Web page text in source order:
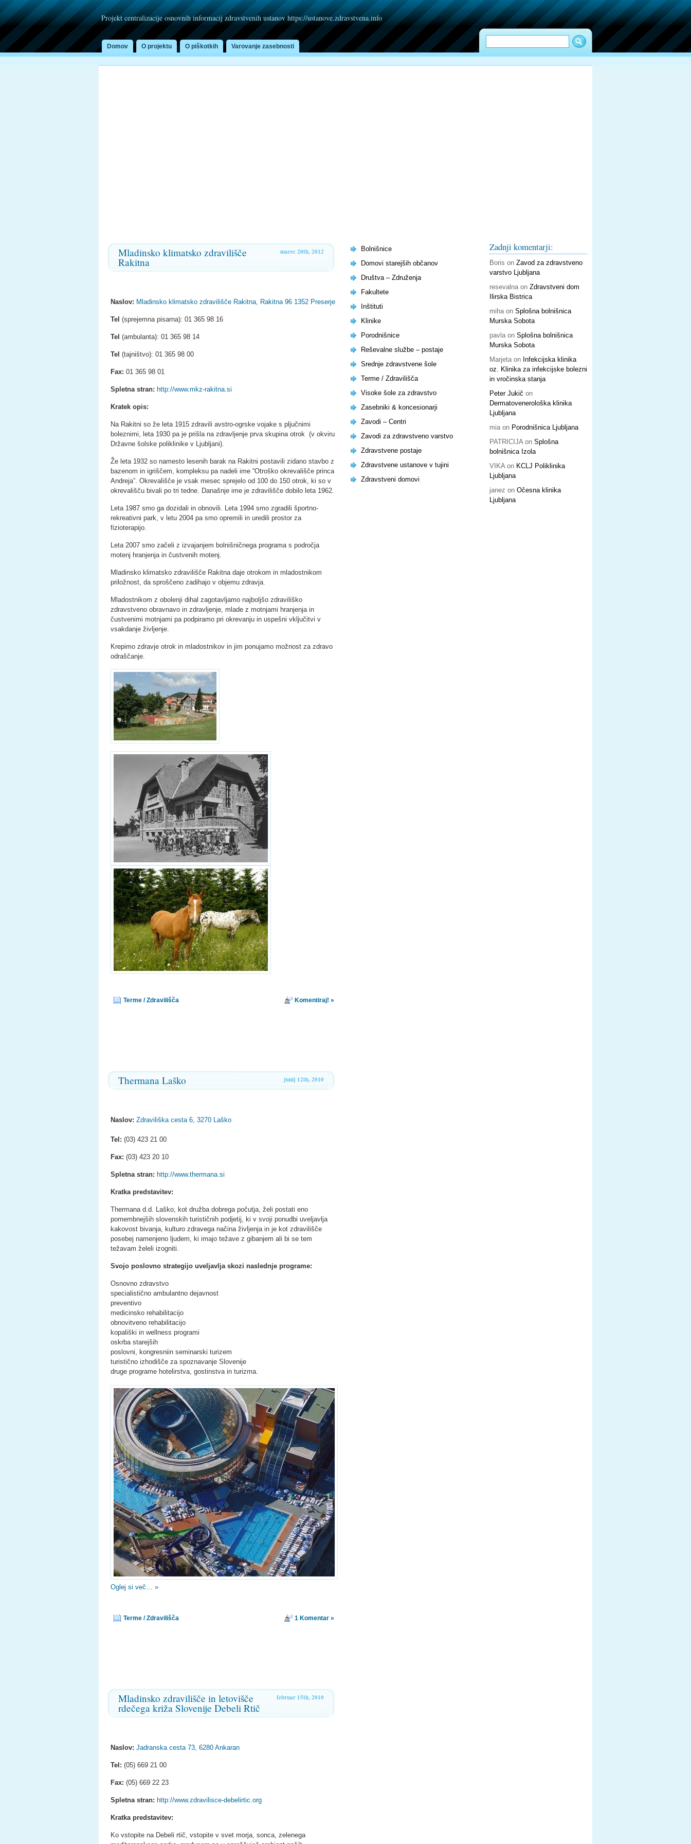
Projekt centralizacije osnovnih informacij zdravstvenih ustanov https://ustanove.zdravstvena.info
Domov O projektu O piškotkih Varovanje zasebnosti
marec 20th, 2012
Mladinsko klimatsko zdravilišče
Rakitna
Naslov: Mladinsko klimatsko zdravilišče Rakitna, Rakitna 96 1352 Preserje
Tel (sprejemna pisarna): 01 365 98 16
Tel (ambulanta): 01 365 98 14
Tel (tajništvo): 01 365 98 00
Fax: 01 365 98 01
Spletna stran: http://www.mkz-rakitna.si
Kratek opis:
Na Rakitni so že leta 1915 zdravili avstro-ogrske vojake s pljučnimi
boleznimi, leta 1930 pa je prišla na zdravljenje prva skupina otrok (v okviru
Državne šolske poliklinike v Ljubljani).
Že leta 1932 so namesto lesenih barak na Rakitni postavili zidano stavbo z
bazenom in igriščem, kompleksu pa nadeli ime “Otroško okrevališče princa
Andreja”. Okrevališče je vsak mesec sprejelo od 100 do 150 otrok, ki so v
okrevališču bivali po tri tedne. Današnje ime je zdravilišče dobilo leta 1962.
Leta 1987 smo ga dozidali in obnovili. Leta 1994 smo zgradili športno-
rekreativni park, v letu 2004 pa smo opremili in uredili prostor za
fizioterapijo.
Leta 2007 smo začeli z izvajanjem bolnišničnega programa s področja
motenj hranjenja in čustvenih motenj.
Mladinsko klimatsko zdravilišče Rakitna daje otrokom in mladostnikom
priložnost, da sproščeno zadihajo v objemu zdravja.
Mladostnikom z obolenji dihal zagotavljamo najboljšo zdraviliško
zdravstveno obravnavo in zdravljenje, mlade z motnjami hranjenja in
čustvenimi motnjami pa podpiramo pri okrevanju in uspešni vključitvi v
vsakdanje življenje.
Krepimo zdravje otrok in mladostnikov in jim ponujamo možnost za zdravo
odraščanje.
Terme / Zdravilišča Komentiraj! »
junij 12th, 2010
Thermana Laško
Naslov: Zdraviliška cesta 6, 3270 Laško
Tel: (03) 423 21 00
Fax: (03) 423 20 10
Spletna stran: http://www.thermana.si
Kratka predstavitev:
Thermana d.d. Laško, kot družba dobrega počutja, želi postati eno
pomembnejših slovenskih turističnih podjetij, ki v svoji ponudbi uveljavlja
kakovost bivanja, kulturo zdravega načina življenja in je kot zdravilišče
posebej namenjeno ljudem, ki imajo težave z gibanjem ali bi se tem
težavam želeli izogniti.
Svojo poslovno strategijo uveljavlja skozi naslednje programe:
Osnovno zdravstvo
specialistično ambulantno dejavnost
preventivo
medicinsko rehabilitacijo
obnovitveno rehabilitacijo
kopališki in wellness programi
oskrba starejših
poslovni, kongresniin seminarski turizem
turistično izhodišče za spoznavanje Slovenije
druge programe hotelirstva, gostinstva in turizma.
Oglej si več… »
Terme / Zdravilišča 1 Komentar »
februar 15th, 2010
Mladinsko zdravilišče in letovišče
rdečega križa Slovenije Debeli Rtič
Naslov: Jadranska cesta 73, 6280 Ankaran
Tel: (05) 669 21 00
Fax: (05) 669 22 23
Spletna stran: http://www.zdravilisce-debelirtic.org
Kratka predstavitev:
Ko vstopite na Debeli rtič, vstopite v svet morja, sonca, zelenega
Zadnji komentarji:
Boris on Zavod za zdravstveno
varstvo Ljubljana
resevalnaon Zdravstveni dom
Ilirska Bistrica
mihaon Splošna bolnišnica
Murska Sobota
pavlaon Splošna bolnišnica
Murska Sobota
Marjetaon Infekcijska klinika
oz. Klinika za infekcijske bolezni
in vročinska stanja
Peter Jukič on
Dermatovenerološka klinika
Ljubljana
miaon Porodnišnica Ljubljana
PATRICIJAon Splošna
bolnišnica Izola
VIKAon KCLJ Poliklinika
Ljubljana
janez on Očesna klinika
Ljubljana
Bolnišnice
Domovi starejših občanov
Društva – Združenja
Fakultete
Inštituti
Klinike
Porodnišnice
Reševalne službe – postaje
Srednje zdravstvene šole
Terme / Zdravilišča
Visoke šole za zdravstvo
Zasebniki & koncesionarji
Zavodi – Centri
Zavodi za zdravstveno varstvo
Zdravstvene postaje
Zdravstvene ustanove v tujini
Zdravstveni domovi